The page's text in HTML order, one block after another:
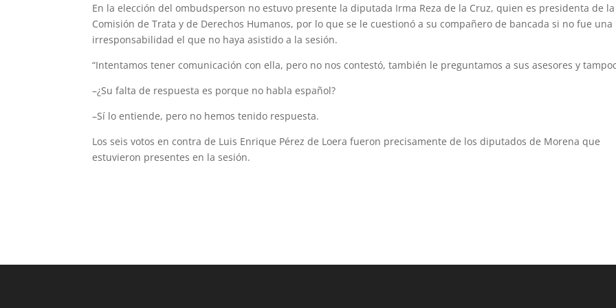
En la elección del ombudsperson no estuvo presente la diputada Irma Reza de la Cruz, quien es presidenta de la
Comisión de Trata y de Derechos Humanos, por lo que se le cuestionó a su compañero de bancada si no fue una
irresponsabilidad el que no haya asistido a la sesión.
“Intentamos tener comunicación con ella, pero no nos contestó, también le preguntamos a sus asesores y
–¿Su falta de respuesta es porque no habla español?
–Sí lo entiende, pero no hemos tenido respuesta.
Los seis votos en contra de Luis Enrique Pérez de Loera fueron precisamente de los diputados de Morena que
estuvieron presentes en la sesión.